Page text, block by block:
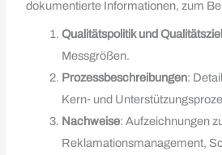
dokumentierte Informationen, zum
Qualitätspolitik und
Messgrößen.
Prozessbeschreibungen:
Kern‑ und
Nachweise: Aufzeichnungen
Reklamationsmanagement,